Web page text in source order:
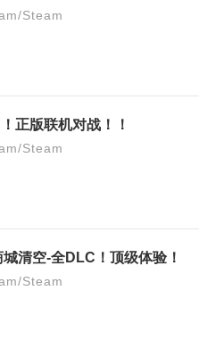
Steam
正版联机对战！！
Steam
清空-全DLC！顶级体验！
Steam